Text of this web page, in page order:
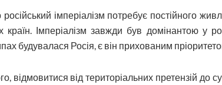
російський імперіалізм потребує постійного
країн. Імперіалізм завжди був домінантою у
будувалася Росія, є він прихованим
відмовитися від територіальних претензій до